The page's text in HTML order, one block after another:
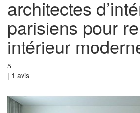
architectes
parisiens pour
intérieur
5
| 1 avis